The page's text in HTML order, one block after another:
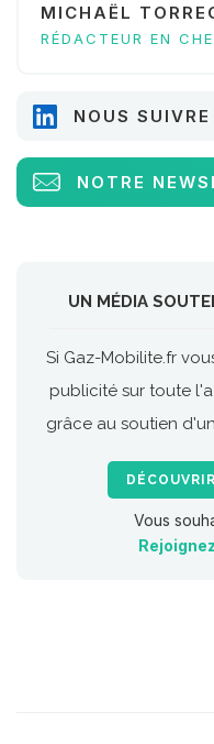
MICHAËL
RÉDACTEUR EN
NOUS
NOTRE
UN MÉDIA
Si Gaz-Mobilite.fr
publicité sur toute
grâce au soutien
Vous